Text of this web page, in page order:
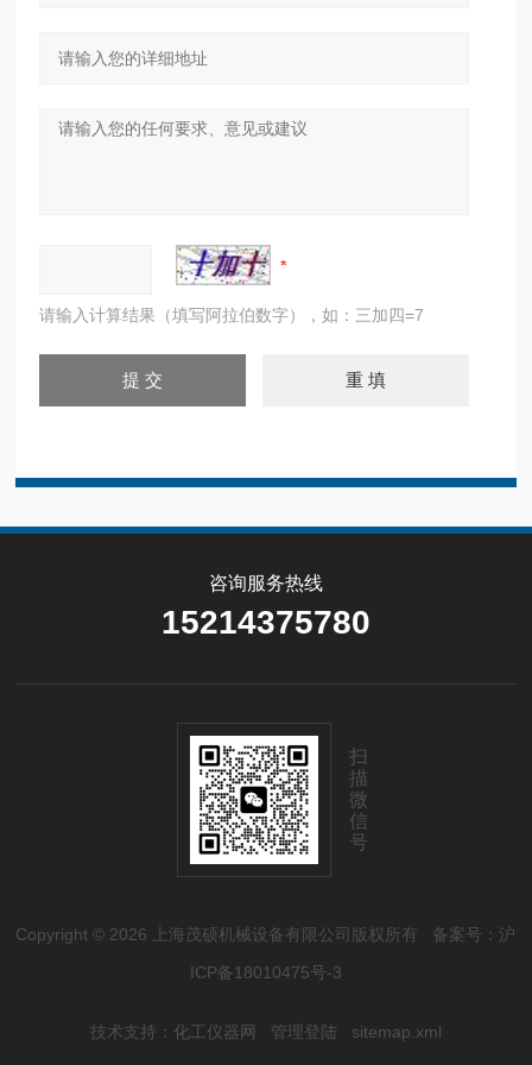
请输入计算结果（填写阿拉伯数字），如：三加四=7
咨询服务热线
15214375780
扫
描
微
信
号
Copyright © 2026 上海茂硕机械设备有限公司版权所有 备案号：沪
ICP备18010475号-3
技术支持： 化工仪器网 管理登陆 sitemap.xml